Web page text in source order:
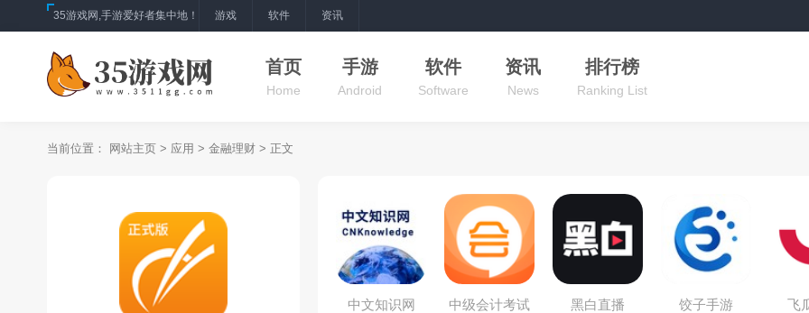
35游戏网,手游爱好者集中地！ 游戏 软件 资讯
首页
Home
手游
Android
软件
Software
资讯
News
排行榜
Ranking List
当前位置： 网站主页 > 应用 > 金融理财 > 正文
中文知识网 中级会计考试 黑白直播 饺子手游 飞